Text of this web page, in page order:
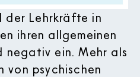
der Lehrkräfte in
ihren allgemeinen
negativ ein. Mehr als
von psychischen